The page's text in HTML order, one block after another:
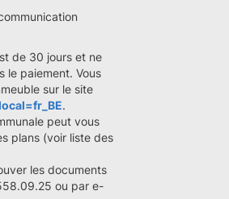
de 30 jours et ne
le paiement. Vous
sur le site
.
peut vous
plans (voir liste des
les documents
ou par e-